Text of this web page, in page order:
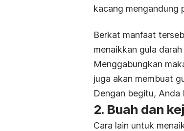
kacang mengandung
Berkat manfaat
menaikkan gula
Menggabungkan
juga akan membuat
Dengan begitu, Anda
2. Buah dan
Cara lain untuk